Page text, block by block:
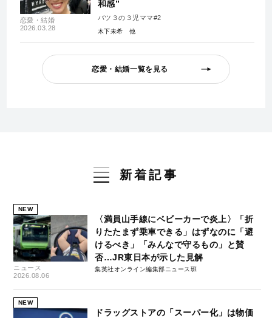
恋愛・結婚
2026.03.28
和感”
バツ３の３児ママ#2
木下未希
恋愛・結婚一覧を見る
新着記事
NEW
ニュース
2026.08.06
〈満員山手線にベビーカーで炎上〉「折
りたたまず乗車できる」はずなのに「避
けるべき」「みんなで守るもの」と賛
否…JR東日本が示した見解
集英社オンライン編集部ニュース班
NEW
ドラッグストアの「スーパー化」は物価